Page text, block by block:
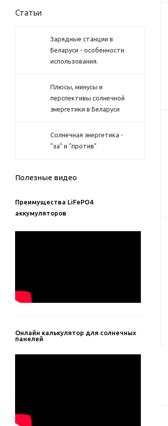
Статьи
Зарядные станции в
Беларуси - особенности
использования.
Плюсы, минусы и
перспективы солнечной
энергетики в Беларуси
Солнечная энергетика -
"за" и "против"
Полезные видео
Преимущества LiFePO4
аккумуляторов
Онлайн калькулятор для солнечных
панелей